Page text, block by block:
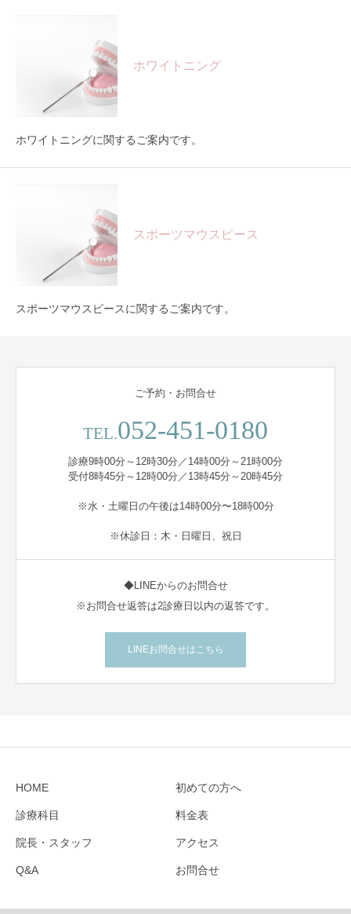
ホワイトニング
ホワイトニングに関するご案内です。
スポーツマウスピース
スポーツマウスピースに関するご案内です。
ご予約・お問合せ
TEL.052-451-0180
診療9時00分～12時30分／14時00分～21時00分
受付8時45分～12時00分／13時45分～20時45分
※水・土曜日の午後は14時00分〜18時00分
※休診日：木・日曜日、祝日
◆LINEからのお問合せ
※お問合せ返答は2診療日以内の返答です。
LINEお問合せはこちら
HOME 初めての方へ
診療科目 料金表
院長・スタッフ アクセス
Q&A お問合せ